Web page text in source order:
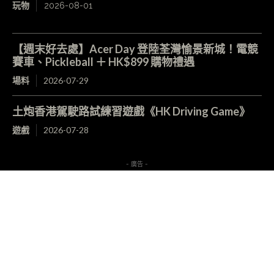
玩物 2026-08-01
【週末好去處】Acer Day 登陸荃灣愉景新城！電競
賽車、Pickleball ＋ HK$899 購物禮遇
場料 2026-07-29
土炮香港駕駛路試練習遊戲《HK Driving Game》
遊戲 2026-07-28
- 廣告 -